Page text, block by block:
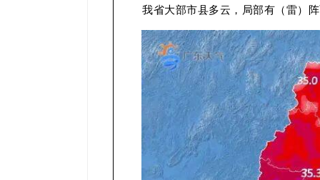
我省大部市县多云，局部有（雷）